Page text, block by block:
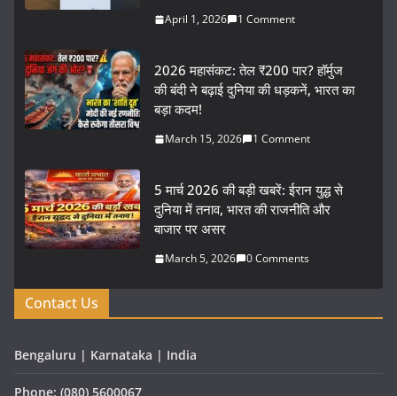
April 1, 2026 1 Comment
2026 महासंकट: तेल ₹200 पार? हॉर्मुज
की बंदी ने बढ़ाई दुनिया की धड़कनें, भारत का
बड़ा कदम!
March 15, 2026 1 Comment
5 मार्च 2026 की बड़ी खबरें: ईरान युद्ध से
दुनिया में तनाव, भारत की राजनीति और
बाजार पर असर
March 5, 2026 0 Comments
Contact Us
Bengaluru | Karnataka | India
Phone: (080) 5600067